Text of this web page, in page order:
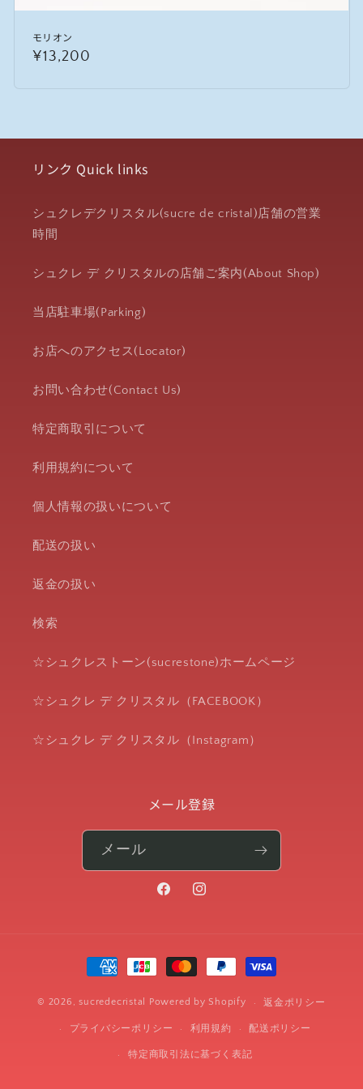
モリオン
通
¥13,200
リンク Quick links
シュクレデクリスタル(sucre de cristal)店舗の営業
時間
シュクレ デ クリスタルの店舗ご案内(About Shop)
当店駐車場(Parking)
お店へのアクセス(Locator)
お問い合わせ(Contact Us)
特定商取引について
利用規約について
個人情報の扱いについて
配送の扱い
返金の扱い
検索
☆シュクレストーン(sucrestone)ホームページ
☆シュクレ デ クリスタル（FACEBOOK）
☆シュクレ デ クリスタル（Instagram）
メール登録
メール
FacebookInstagram
決
済
方
法
© 2026,sucredecristal Powered by Shopify 返金ポリシー
プライバシーポリシー 利用規約 配送ポリシー
特定商取引法に基づく表記